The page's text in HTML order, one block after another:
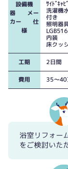
設備機
器 メー
カー 仕
様
ｻｲﾄﾞｷ
洗濯
付き
照明
内装
床クッ
工期 2日間
費用 35～40
浴室リフォー
をご検討いた